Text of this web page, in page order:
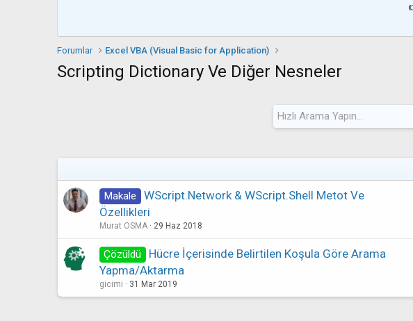
Forumlar Excel VBA (Visual Basic for Application)
Scripting Dictionary Ve Diğer Nesneler
Makale
WScript.Network & WScript.Shell Metot Ve
Özellikleri
Murat OSMA 29 Haz 2018
Çözüldü
Hücre İçerisinde Belirtilen Koşula Göre Arama
Yapma/Aktarma
gicimi 31 Mar 2019